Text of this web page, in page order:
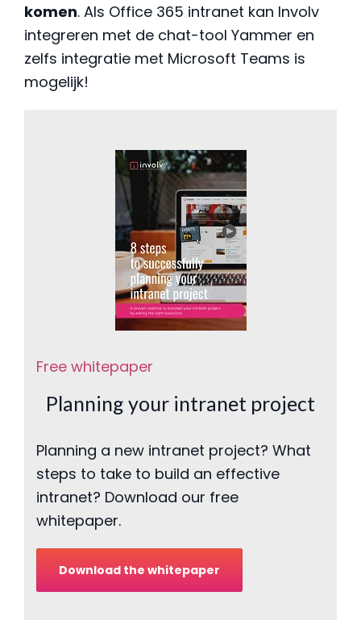
komen. Als Office 365 intranet kan Involv
integreren met de chat-tool Yammer en
zelfs integratie met Microsoft Teams is
mogelijk!
Free whitepaper
Planning your intranet project
Planning a new intranet project? What
steps to take to build an effective
intranet? Download our free
whitepaper.
Download the whitepaper